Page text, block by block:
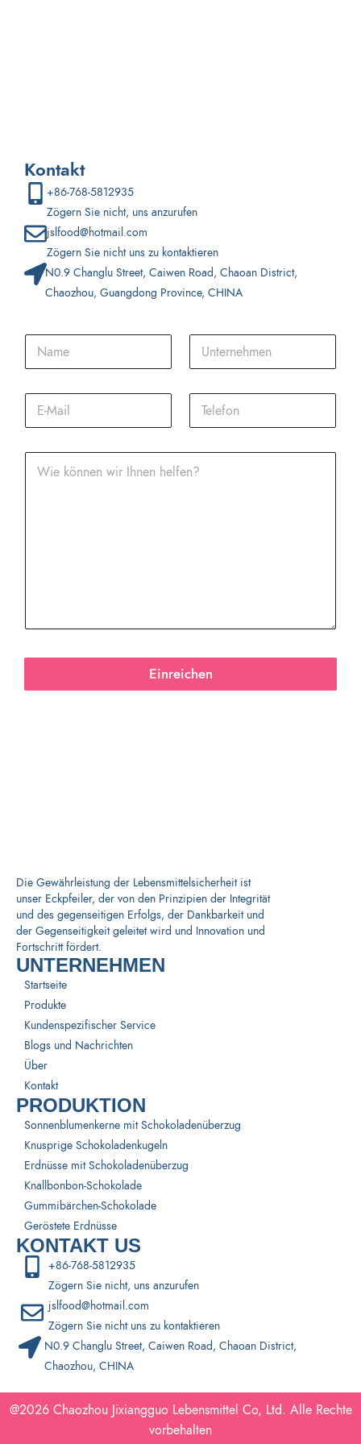
Kontakt
+86-768-5812935
Zögern Sie nicht, uns anzurufen
jslfood@hotmail.com
Zögern Sie nicht uns zu kontaktieren
N0.9 Changlu Street, Caiwen Road, Chaoan District,
Chaozhou, Guangdong Province, CHINA
Einreichen
Die Gewährleistung der Lebensmittelsicherheit ist
unser Eckpfeiler, der von den Prinzipien der Integrität
und des gegenseitigen Erfolgs, der Dankbarkeit und
der Gegenseitigkeit geleitet wird und Innovation und
Fortschritt fördert.
UNTERNEHMEN
Startseite
Produkte
Kundenspezifischer Service
Blogs und Nachrichten
Über
Kontakt
PRODUKTION
Sonnenblumenkerne mit Schokoladenüberzug
Knusprige Schokoladenkugeln
Erdnüsse mit Schokoladenüberzug
Knallbonbon-Schokolade
Gummibärchen-Schokolade
Geröstete Erdnüsse
KONTAKT US
+86-768-5812935
Zögern Sie nicht, uns anzurufen
jslfood@hotmail.com
Zögern Sie nicht uns zu kontaktieren
N0.9 Changlu Street, Caiwen Road, Chaoan District,
Chaozhou, CHINA
@2026 Chaozhou Jixiangguo Lebensmittel Co, Ltd. Alle Rechte
vorbehalten